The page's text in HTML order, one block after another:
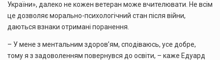
України», далеко не кожен ветеран може вчителювати. Не всім
це дозволяє морально-психологічний стан після війни,
даються взнаки отримані поранення.
– У мене з ментальним здоров’ям, сподіваюсь, усе добре,
тому я з задоволенням повернувся до освіти, – каже Едуард